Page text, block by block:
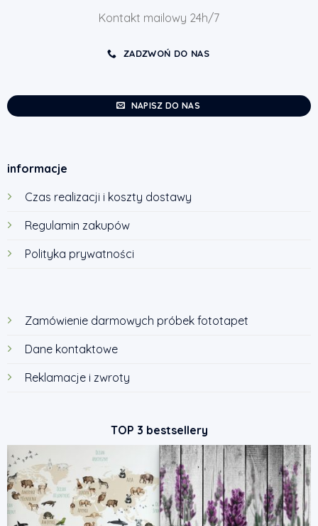
Kontakt mailowy 24h/7
ZADZWOŃ DO NAS
NAPISZ DO NAS
informacje
Czas realizacji i koszty dostawy
Regulamin zakupów
Polityka prywatności
Zamówienie darmowych próbek fototapet
Dane kontaktowe
Reklamacje i zwroty
TOP 3 bestsellery